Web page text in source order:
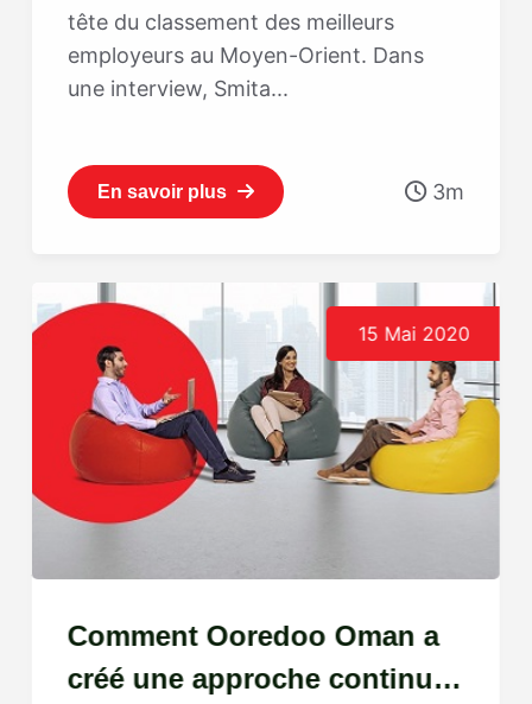
tête du classement des meilleurs
employeurs au Moyen-Orient. Dans
une interview, Smita...
En savoir plus 3m
15 Mai 2020
Comment Ooredoo Oman a
créé une approche continue